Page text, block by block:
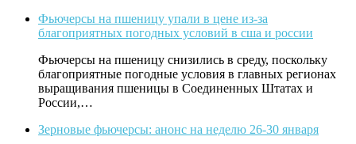
Фьючерсы на пшеницу упали в цене из-за
благоприятных погодных условий в сша и россии
Фьючерсы на пшеницу снизились в среду, поскольку
благоприятные погодные условия в главных регионах
выращивания пшеницы в Соединенных Штатах и
России,…
Зерновые фьючерсы: анонс на неделю 26-30 января